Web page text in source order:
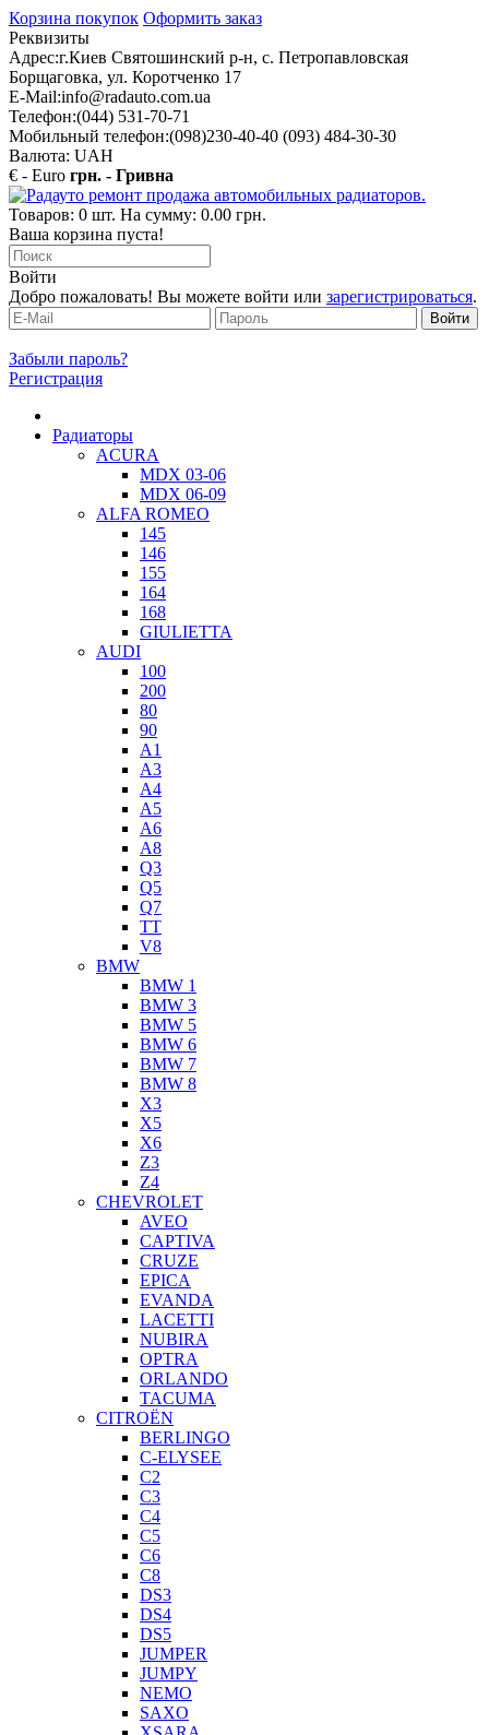
Корзина покупок Оформить заказ
Реквизиты
Адрес:г.Киев Святошинский р-н, с. Петропавловская
Борщаговка, ул. Коротченко 17
E-Mail:info@radauto.com.ua
Телефон:(044) 531-70-71
Мобильный телефон:(098)230-40-40 (093) 484-30-30
Валюта: UAH
€ - Euro грн. - Гривна
Товаров: 0 шт. На сумму: 0.00 грн.
Ваша корзина пуста!
Войти
Добро пожаловать! Вы можете войти или зарегистрироваться.
Забыли пароль?
Регистрация
Радиаторы
ACURA
MDX 03-06
MDX 06-09
ALFA ROMEO
145
146
155
164
168
GIULIETTA
AUDI
100
200
80
90
A1
A3
A4
A5
A6
A8
Q3
Q5
Q7
TT
V8
BMW
BMW 1
BMW 3
BMW 5
BMW 6
BMW 7
BMW 8
X3
X5
X6
Z3
Z4
CHEVROLET
AVEO
CAPTIVA
CRUZE
EPICA
EVANDA
LACETTI
NUBIRA
OPTRA
ORLANDO
TACUMA
CITROËN
BERLINGO
C-ELYSEE
C2
C3
C4
C5
C6
C8
DS3
DS4
DS5
JUMPER
JUMPY
NEMO
SAXO